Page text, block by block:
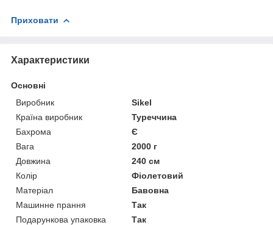
Приховати
Характеристики
Основні
Виробник
Sikel
Країна виробник
Туреччина
Бахрома
Є
Вага
2000 г
Довжина
240 см
Колір
Фіолетовий
Матеріал
Бавовна
Машинне прання
Так
Подарункова упаковка
Так